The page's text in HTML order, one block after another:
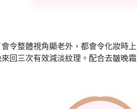
令整體視角顯老外，都會令化妝
回三次有效減淡紋理。配合去皺晚